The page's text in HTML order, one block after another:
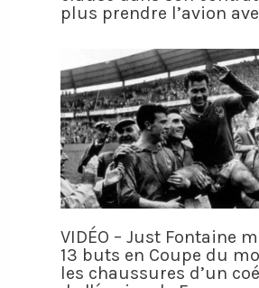
plus prendre l’avion
VIDÉO – Just Fontaine
13 buts en Coupe du
les chaussures d’un